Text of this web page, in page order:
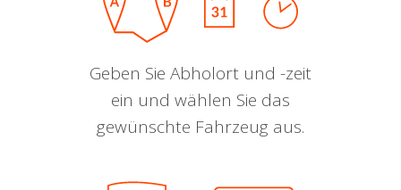
Geben Sie Abholort und -zeit
ein und wählen Sie das
gewünschte Fahrzeug aus.